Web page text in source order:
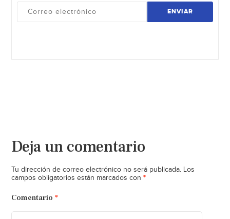
ENVIAR
Deja un comentario
Tu dirección de correo electrónico no será publicada. Los
campos obligatorios están marcados con *
Comentario *